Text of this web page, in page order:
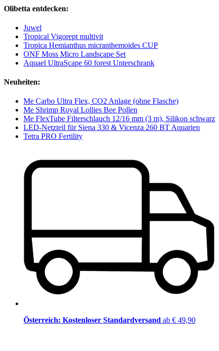
Olibetta entdecken:
Juwel
Tropical Vigorept multivit
Tropica Hemianthus micranthemoides CUP
ONF Moss Micro Landscape Set
Aquael UltraScape 60 forest Unterschrank
Neuheiten:
Me Carbo Ultra Flex, CO2 Anlage (ohne Flasche)
Me Shrimp Royal Lollies Bee Pollen
Me FlexTube Filterschlauch 12/16 mm (3 m), Silikon schwarz
LED-Netzteil für Siena 330 & Vicenza 260 BT Aquarien
Tetra PRO Fertility
Österreich: Kostenloser Standardversand ab € 49,90